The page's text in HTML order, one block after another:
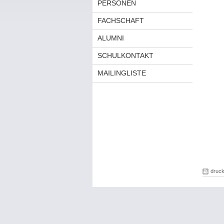
PERSONEN
FACHSCHAFT
ALUMNI
SCHULKONTAKT
MAILINGLISTE